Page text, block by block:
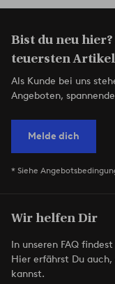
Bist du neu
teuersten
Als Kunde bei uns
Angeboten,
Melde dich
* Siehe
Wir helfen Dir
In unseren FAQ
Hier erfährst Du
kannst.